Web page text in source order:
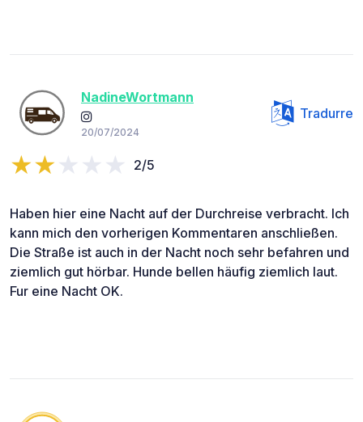
NadineWortmann
20/07/2024
Tradurre
2/5
Haben hier eine Nacht auf der Durchreise verbracht. Ich
kann mich den vorherigen Kommentaren anschließen.
Die Straße ist auch in der Nacht noch sehr befahren und
ziemlich gut hörbar. Hunde bellen häufig ziemlich laut.
Fur eine Nacht OK.